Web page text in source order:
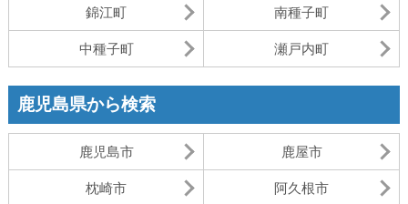
錦江町 南種子町
中種子町 瀬戸内町
鹿児島県から検索
鹿児島市 鹿屋市
枕崎市 阿久根市